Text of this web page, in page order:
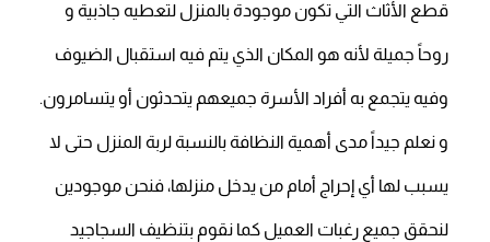
قطع الأثاث التي تكون موجودة بالمنزل لتعطيه جاذبية و
روحاً جميلة لأنه هو المكان الذي يتم فيه استقبال الضيوف
وفيه يتجمع به أفراد الأسرة جميعهم يتحدثون أو يتسامرون.
و نعلم جيداً مدى أهمية النظافة بالنسبة لربة المنزل حتى لا
يسبب لها أي إحراج أمام من يدخل منزلها، فنحن موجودين
لنحقق جميع رغبات العميل كما نقوم بتنظيف السجاجيد